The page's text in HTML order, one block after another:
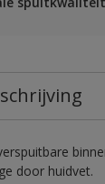
door huidvet.